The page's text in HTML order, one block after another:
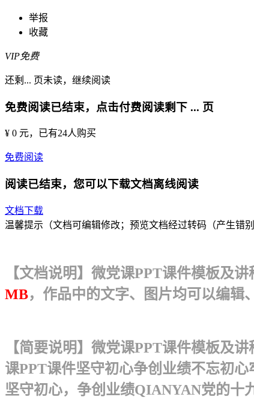
举报
收藏
VIP免费
还剩 ... 页未读， 继续阅读
免费阅读已结束，点击付费阅读剩下 ... 页
¥ 0 元，已有24人购买
免费阅读
阅读已结束，您可以下载文档离线阅读
文档下载
温馨提示（文档可编辑修改；预览文档经过转码（产生错
【文档说明】微党课PPT课件模板及
MB，作品中的文字、图片均可以编辑
【简要说明】微党课PPT课件模板及
课PPT课件坚守初心争创业绩不忘初
坚守初心，争创业绩 QIANYAN党的